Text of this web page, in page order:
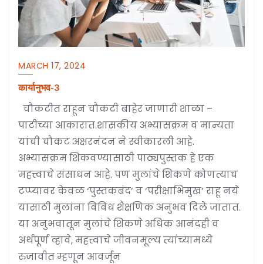
MARCH 17, 2024
कार्यानुभव-3
चौकटीत राहून चौकटी बाहेर जाणारी शाळा –
पाटीच्या आकारात.शासकीय अभ्यासक्रम व मान्यता
यांची चौकट अक्षरनंदन ने स्वीकारली आहे.
अभ्यासक्रम शिकवण्यासाठी पाठ्यपुस्तक हे एक
महत्त्वाचे संसाधन आहे. पण मुलांचे शिकणे कोणत्याच
टप्प्यावर केवळ ‘पुस्तकबंद’ व ‘परीक्षाभिमुख’ राहू नये
यासाठी मुलांना विविध शैक्षणिक अनुभव दिले जातात.
या अनुभवातून मुलांचे शिकणे अधिक आनंदही व
अर्थपूर्ण व्हावे, महत्त्वाचे जीवनमूल्य त्यांच्यामध्ये
रुजावीत म्हणून आवर्जून